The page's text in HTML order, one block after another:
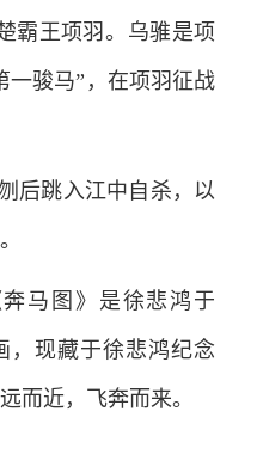
霸王项羽‌。乌骓是项
一骏马”，在项羽征战
后跳入江中自杀，以
奔马图》是徐悲鸿于
，现藏于徐悲鸿纪念
而近，飞奔而来。